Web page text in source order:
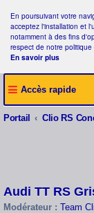
En poursuivant votre
acceptez l'installation et
notamment à des fins
respect de notre
En savoir plus
Accès rapide
Portail Clio RS
Audi TT RS
Modérateur : Team